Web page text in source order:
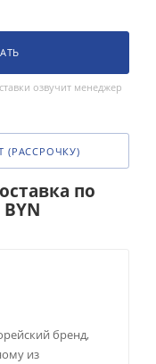
озвучит менеджер
(РАССРОЧКУ)
по
бренд,
из